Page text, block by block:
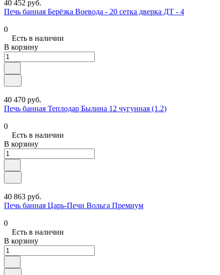
40 452 руб.
Печь банная Берёзка Воевода - 20 сетка дверка ДТ - 4
0
Есть в наличии
В корзину
40 470 руб.
Печь банная Теплодар Былина 12 чугунная (1.2)
0
Есть в наличии
В корзину
40 863 руб.
Печь банная Царь-Печи Вольга Премиум
0
Есть в наличии
В корзину